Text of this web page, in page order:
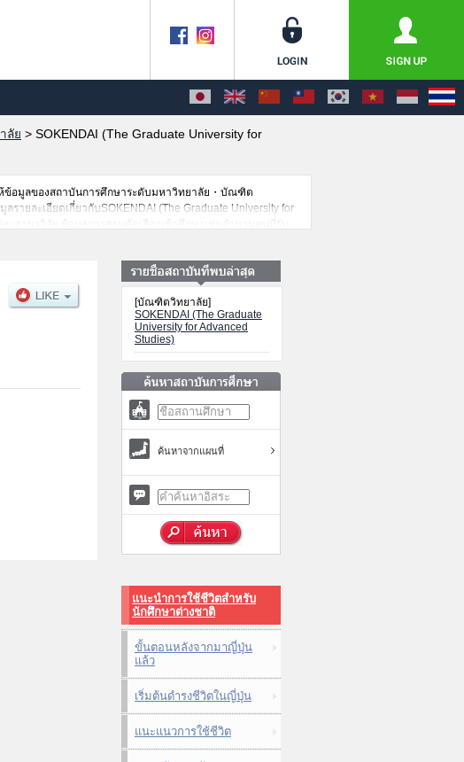
ลัย > SOKENDAI (The Graduate University for
ห้ข้อมูลของสถาบันการศึกษาระดับมหาวิทยาลัย・บัณฑิต
ยละเอียดเกี่ยวกับSOKENDAI (The Graduate University for
ะสาขาวิจัย,ข้อมูลการสอบคัดเลือกเข้าศึกษาเช่นจำนวนคนที่รับ
[บัณฑิตวิทยาลัย]
SOKENDAI (The Graduate
University for Advanced
Studies)
ค้นหาจากแผนที่
แนะนำการใช้ชีวิตสำหรับ
นักศึกษาต่างชาติ
ขั้นตอนหลังจากมาญี่ปุ่น
แล้ว
เริ่มต้นดำรงชีวิตในญี่ปุ่น
แนะแนวการใช้ชีวิต